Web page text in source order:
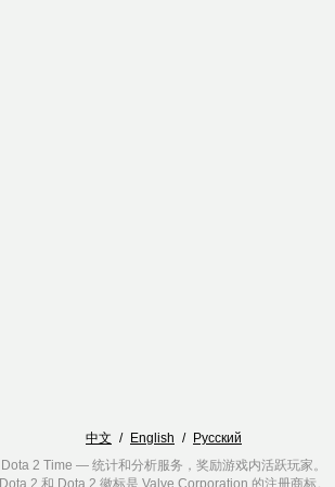
中文 / English / Русский
Dota 2 Time — 统计和分析服务，奖励游戏内活跃玩家。
Dota 2 和 Dota 2 徽标是 Valve Corporation 的注册商标。